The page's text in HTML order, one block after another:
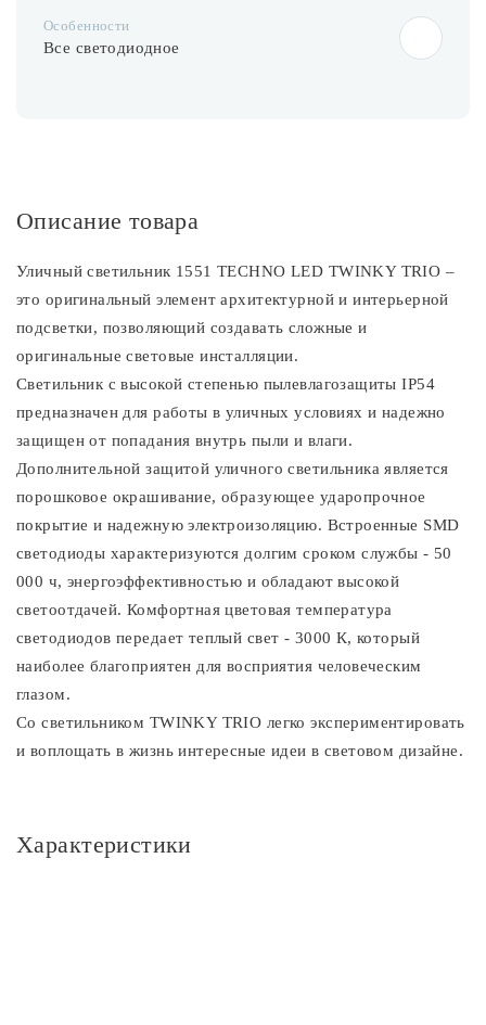
Особенности
Все светодиодное
Описание товара
Уличный светильник 1551 TECHNO LED TWINKY TRIO –
это оригинальный элемент архитектурной и интерьерной
подсветки, позволяющий создавать сложные и
оригинальные световые инсталляции.
Светильник с высокой степенью пылевлагозащиты IP54
предназначен для работы в уличных условиях и надежно
защищен от попадания внутрь пыли и влаги.
Дополнительной защитой уличного светильника является
порошковое окрашивание, образующее ударопрочное
покрытие и надежную электроизоляцию. Встроенные SMD
светодиоды характеризуются долгим сроком службы - 50
000 ч, энергоэффективностью и обладают высокой
светоотдачей. Комфортная цветовая температура
светодиодов передает теплый свет - 3000 К, который
наиболее благоприятен для восприятия человеческим
глазом.
Cо светильником TWINKY TRIO легко экспериментировать
и воплощать в жизнь интересные идеи в световом дизайне.
Характеристики